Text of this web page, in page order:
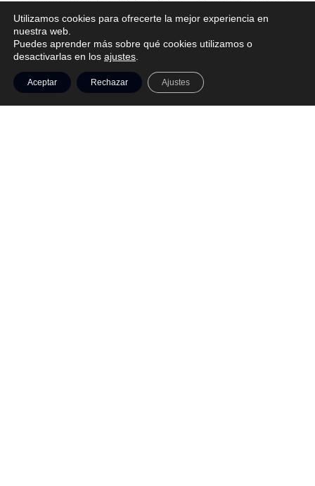
recubrimiento ultra bajo emisivo (low – E) de cuatro capas de
plata funciona como una pantalla repelente de calor, evitando
que la temperatura de la vivienda se escape por las
ventanas.
Utilizamos cookies para ofrecerte la mejor experiencia en
nuestra web.
Puedes aprender más sobre qué cookies utilizamos o
desactivarlas en los ajustes
Aceptar Rechazar Ajustes